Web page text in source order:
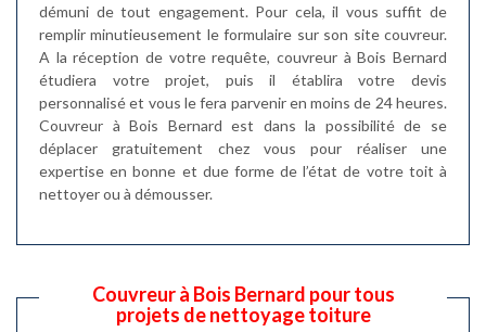
démuni de tout engagement. Pour cela, il vous suffit de
remplir minutieusement le formulaire sur son site couvreur.
A la réception de votre requête, couvreur à Bois Bernard
étudiera votre projet, puis il établira votre devis
personnalisé et vous le fera parvenir en moins de 24 heures.
Couvreur à Bois Bernard est dans la possibilité de se
déplacer gratuitement chez vous pour réaliser une
expertise en bonne et due forme de l’état de votre toit à
nettoyer ou à démousser.
Couvreur à Bois Bernard pour tous
projets de nettoyage toiture